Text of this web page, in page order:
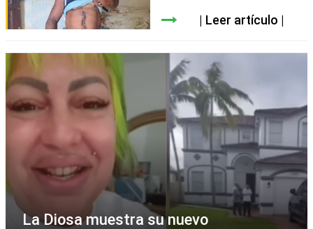
Leer artículo
La Diosa muestra su nuevo